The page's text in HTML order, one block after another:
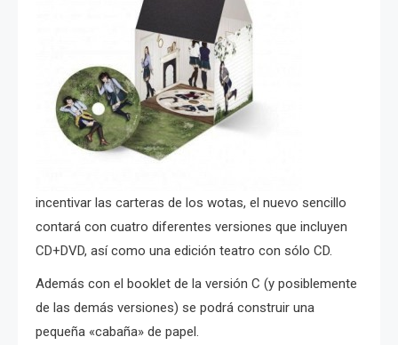
incentivar las carteras de los wotas, el nuevo sencillo
contará con cuatro diferentes versiones que incluyen
CD+DVD, así como una edición teatro con sólo CD.
Además con el booklet de la versión C (y posiblemente
de las demás versiones) se podrá construir una
pequeña «cabaña» de papel.